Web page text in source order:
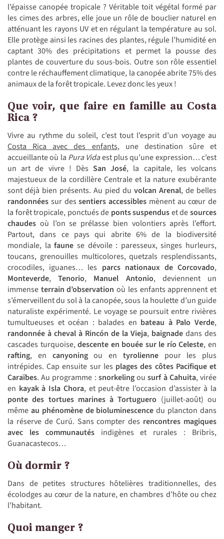
l’épaisse canopée tropicale ? Véritable toit végétal formé par
les cimes des arbres, elle joue un rôle de bouclier naturel en
atténuant les rayons UV et en régulant la température au sol.
Elle protège ainsi les racines des plantes, régule l’humidité en
captant 30% des précipitations et permet la pousse des
plantes de couverture du sous-bois. Outre son rôle essentiel
contre le réchauffement climatique, la canopée abrite 75% des
animaux de la forêt tropicale. Levez donc les yeux !
Que voir, que faire en famille au Costa
Rica ?
Vivre au rythme du soleil, c’est tout l’esprit d’un voyage au
Costa Rica avec des enfants, une destination sûre et
accueillante où la Pura Vidaest plus qu’une expression… c’est
un art de vivre ! DèsSan José, la capitale, les volcans
majestueux de la cordillère Centrale et la nature exubérante
sont déjà bien présents. Au pied du volcan Arenal, de belles
randonnées sur dessentiers accessibles mènent au cœur de
la forêt tropicale, ponctués de ponts suspenduset desources
chaudes où l’on se prélasse bien volontiers après l’effort.
Partout, dans ce pays qui abrite 6% de la biodiversité
mondiale, lafaune se dévoile : paresseux, singes hurleurs,
toucans, grenouilles multicolores, quetzals resplendissants,
crocodiles, iguanes… les parcs nationaux de Corcovado,
Monteverde,Tenorio, Manuel Antonio, deviennent un
immense terrain d’observation où les enfants apprennent et
s’émerveillent du sol à la canopée, sous la houlette d’un guide
naturaliste expérimenté. Le voyage se poursuit entre rivières
tumultueuses et océan : balades en bateau à Palo Verde,
randonnée à cheval à Rincón de la Vieja, baignade dans des
cascades turquoise,descente en bouée sur le río Celeste, en
rafting, en canyoningou en tyroliennepour les plus
intrépides. Cap ensuite sur les plages des côtes Pacifique et
Caraïbes. Au programme : snorkelingou surf à Cahuita, virée
en kayak à Isla Chora, et peut-être l’occasion d’assister à la
ponte des tortues marines à Tortuguero (juillet-août) ou
même au phénomène de bioluminescencedu plancton dans
la réserve de Curú. Sans compter des rencontres magiques
avec les communautés indigènes et rurales : Bribris,
Guanacastecos…
Où dormir ?
Dans de petites structures hôtelières traditionnelles, des
écolodges au cœur de la nature, en chambres d’hôte ou chez
l’habitant.
Quoi manger ?